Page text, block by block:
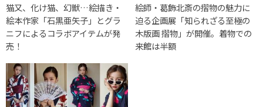
猫又、化け猫、幻獣…絵描き・
絵本作家「石黒亜矢子」とグラ
ニフによるコラボアイテムが発
売！
絵師・葛飾北斎の摺物の魅力に
迫る企画展「知られざる至極の
木版画 摺物」が開催。着物での
来館は半額